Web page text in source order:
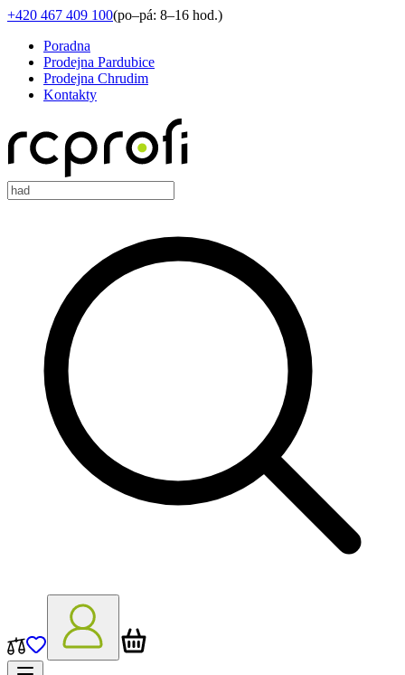
+420 467 409 100(po–pá: 8–16 hod.)
Poradna
Prodejna Pardubice
Prodejna Chrudim
Kontakty